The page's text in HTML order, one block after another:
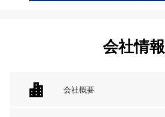
会社情報
会社概要